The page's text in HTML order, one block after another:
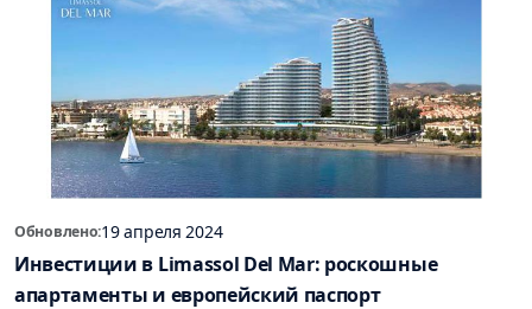
Обновлено:19 апреля 2024
Инвестиции в Limassol Del Mar: роскошные
апартаменты и европейский паспорт